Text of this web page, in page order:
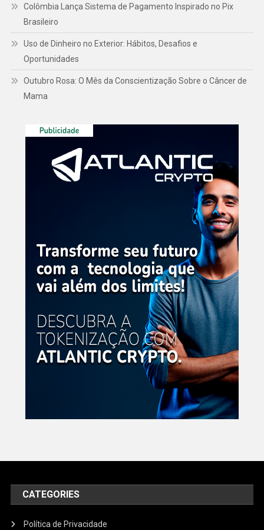
Colômbia Lança Sistema de Pagamento Inspirado no Pix
Brasileiro
Uso de Dinheiro no Exterior: Hábitos, Desafios e
Oportunidades
Outubro Rosa: O Mês da Conscientização Sobre o Câncer de
Mama
CATEGORIES
Política de Privacidade